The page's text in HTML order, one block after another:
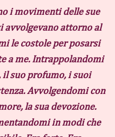
i movimenti delle sue
avvolgevano attorno al
le costole per posarsi
a me. Intrappolandomi
suo profumo, i suoi
Avvolgendomi con
la sua devozione.
in modi che